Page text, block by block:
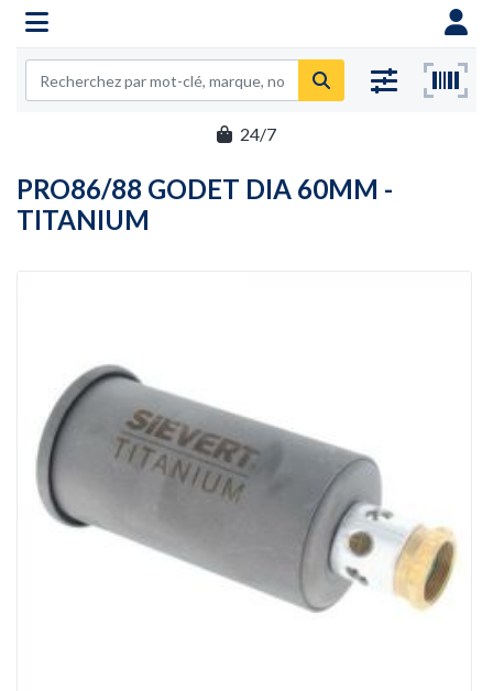
24/7
PRO86/88 GODET DIA 60MM -
TITANIUM